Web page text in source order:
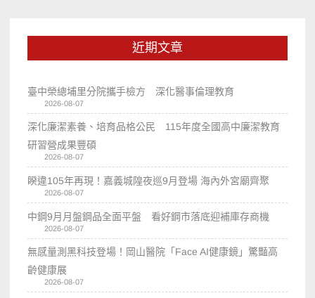
近期文章
臺中榮總埔里分院攜手檢方 深化醫事倫理教育
2026-08-07
深化廉潔素養、培育品格公民 115年度全國高中廉潔教育
研習營成果豐碩
2026-08-07
睽違105年再現！嘉義城隍夜巡9月登場 海內外宮廟齊聚
2026-08-07
中鋼9月月盤鋼品全面平盤 看好鋼市落底迎補庫存商機
2026-08-07
無感量測黑科技登場！岡山醫院「Face AI健康鏡」驚豔高
齡健康展
2026-08-07